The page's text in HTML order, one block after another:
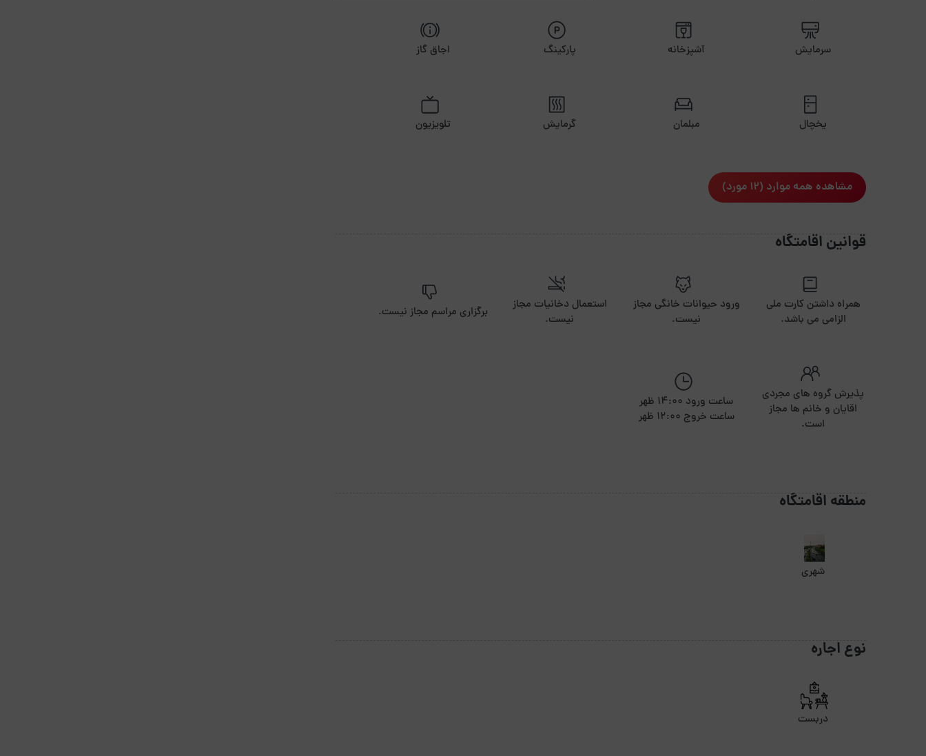
سرمایش آشپزخانه پارکینگ اجاق گاز
یخچال مبلمان گرمایش تلویزیون
مشاهده همه موارد (12 مورد)
قوانین اقامتگاه
همراه داشتن کارت ملی
الزامی می باشد.
ورود حیوانات خانگی مجاز
نیست.
استعمال دخانیات مجاز
نیست.
برگزاری مراسم مجاز نیست.
پذیرش گروه های مجردی
اقایان و خانم ها مجاز
است.
ساعت ورود 14:00 ظهر
ساعت خروج 12:00 ظهر
منطقه اقامتگاه
شهری
نوع اجاره
دربست